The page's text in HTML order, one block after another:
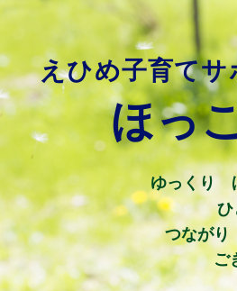
えひめ子育てサ
ほっ
ゆっくり
ひとり
つながり
ごきげん